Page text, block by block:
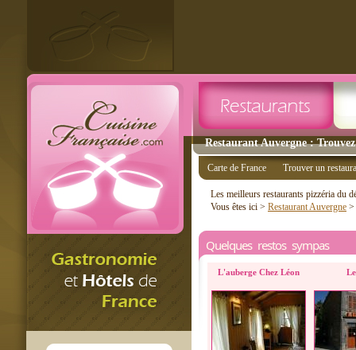
Restaurant Auvergne :
Carte de France Trouver un
Les meilleurs restaurants pizzéria du
Vous êtes ici > Restaurant Auvergne >
Quelques restos sympas
L'auberge Chez Léon